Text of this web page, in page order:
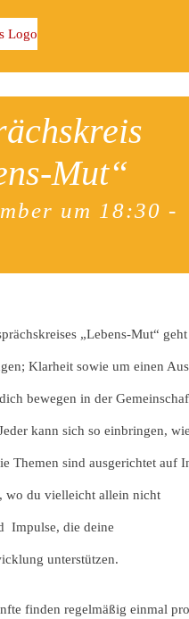
Mut“
um 18:30 -
„Lebens-Mut“ geht
Klarheit sowie um einen
bewegen in der
kann sich so einbringen,
Themen sind ausgerichtet auf
wo du vielleicht allein nicht
Impulse, die deine
unterstützen.
finden regelmäßig einmal